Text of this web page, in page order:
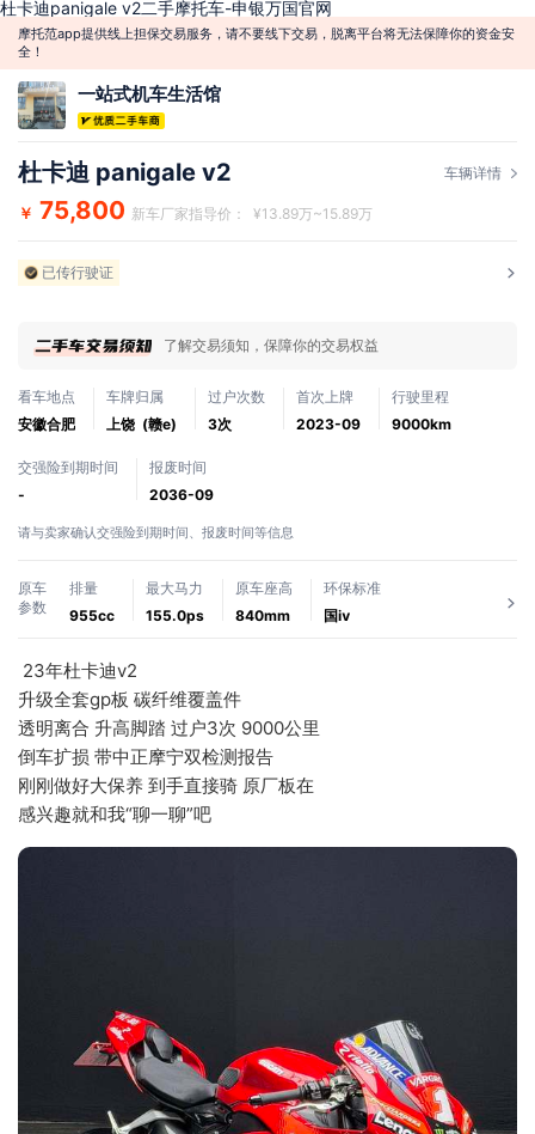
杜卡迪panigale v2二手摩托车-申银万国官网
摩托范app提供线上担保交易服务，请不要线下交易，脱离平台将无法保障你的资金安
全！
一站式机车生活馆
杜卡迪 panigale v2 车辆详情
￥ 75,800 新车厂家指导价： ¥13.89万~15.89万
已传行驶证
了解交易须知，保障你的交易权益
看车地点
安徽合肥
车牌归属
上饶 (赣e)
过户次数
3次
首次上牌
2023-09
行驶里程
9000km
交强险到期时间
-
报废时间
2036-09
请与卖家确认交强险到期时间、报废时间等信息
原车
参数
排量
955cc
最大马力
155.0ps
原车座高
840mm
环保标准
国ⅳ
23年杜卡迪v2
升级全套gp板 碳纤维覆盖件
透明离合 升高脚踏 过户3次 9000公里
倒车扩损 带中正摩宁双检测报告
刚刚做好大保养 到手直接骑 原厂板在
感兴趣就和我“聊一聊”吧